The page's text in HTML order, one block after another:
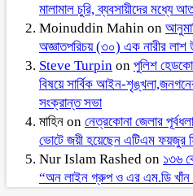
মালামাল চুরি, ব্যবসায়ীদের মধ্যে
Moinuddin Mahin on
অজ্ঞাতপরিচয় (৩০) এক নারীর লাশ
Steve Turpin on পুলিশ
বিষয়ে সার্বিক আইন-
সংক্রান্ত সভা
মাহিন on নেত্রকোনা জেলার
ভোটে জয়ী হয়েছেন এটিএম ফয়জুর
Nur Islam Rashed on ১৩৬
“অন লাইন গ্রুপ ও এর এম.ডি খাঁন